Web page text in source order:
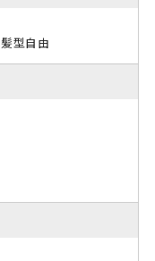
髪型自由